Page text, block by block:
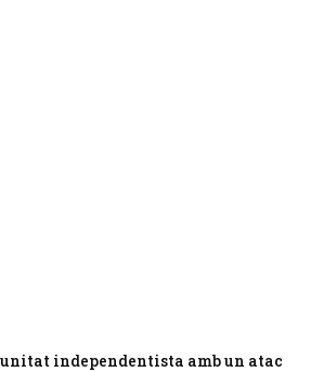
independentista amb un atac